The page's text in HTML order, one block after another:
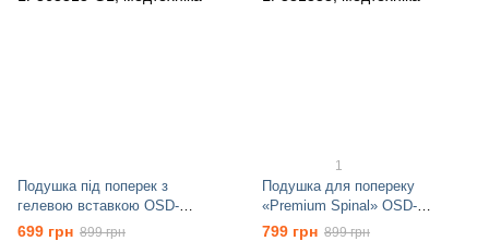
Подушка під поперек з
гелевою вставкою OSD-
LP363313-GL
699 грн 899 грн
1
Подушка для попереку
«Premium Spinal» OSD-
LP381338
799 грн 899 грн